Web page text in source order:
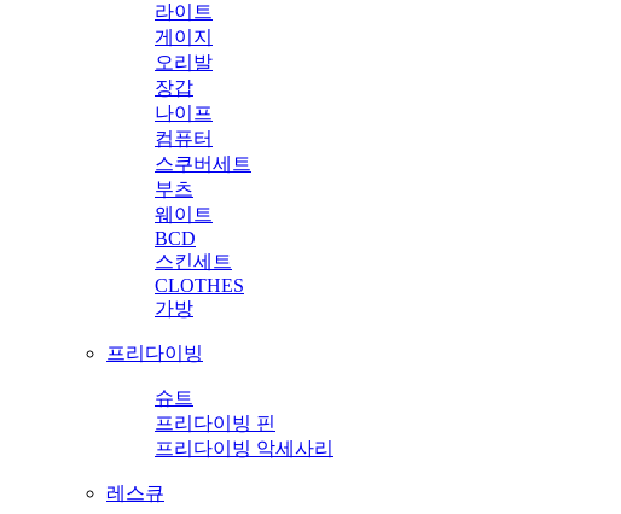
라이트
게이지
오리발
장갑
나이프
컴퓨터
스쿠버세트
부츠
웨이트
BCD
스킨세트
CLOTHES
가방
프리다이빙
슈트
프리다이빙 핀
프리다이빙 악세사리
레스큐